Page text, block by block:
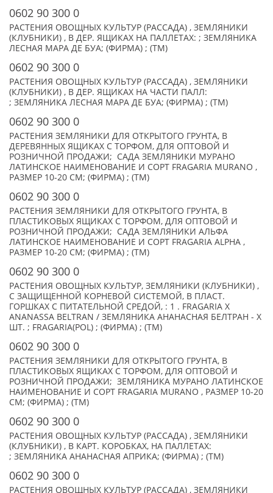
0602 90 300 0
РАСТЕНИЯ ОВОЩНЫХ КУЛЬТУР (РАССАДА) , ЗЕМЛЯНИКИ
(КЛУБНИКИ) , В ДЕР. ЯЩИКАХ НА ПАЛЛЕТАХ: ; ЗЕМЛЯНИКА
ЛЕСНАЯ МАРА ДЕ БУА; (ФИРМА) ; (TM)
0602 90 300 0
РАСТЕНИЯ ОВОЩНЫХ КУЛЬТУР (РАССАДА) , ЗЕМЛЯНИКИ
(КЛУБНИКИ) , В ДЕР. ЯЩИКАХ НА ЧАСТИ ПАЛЛ:
; ЗЕМЛЯНИКА ЛЕСНАЯ МАРА ДЕ БУА; (ФИРМА) ; (TM)
0602 90 300 0
РАСТЕНИЯ ЗЕМЛЯНИКИ ДЛЯ ОТКРЫТОГО ГРУНТА, В
ДЕРЕВЯННЫХ ЯЩИКАХ С ТОРФОМ, ДЛЯ ОПТОВОЙ И
РОЗНИЧНОЙ ПРОДАЖИ; САДА ЗЕМЛЯНИКИ МУРАНО
ЛАТИНСКОЕ НАИМЕНОВАНИЕ И СОРТ FRAGARIA MURANO ,
РАЗМЕР 10-20 СМ; (ФИРМА) ; (TM)
0602 90 300 0
РАСТЕНИЯ ЗЕМЛЯНИКИ ДЛЯ ОТКРЫТОГО ГРУНТА, В
ПЛАСТИКОВЫХ ЯЩИКАХ С ТОРФОМ, ДЛЯ ОПТОВОЙ И
РОЗНИЧНОЙ ПРОДАЖИ; САДА ЗЕМЛЯНИКИ АЛЬФА
ЛАТИНСКОЕ НАИМЕНОВАНИЕ И СОРТ FRAGARIA ALPHA ,
РАЗМЕР 10-20 СМ; (ФИРМА) ; (TM)
0602 90 300 0
РАСТЕНИЯ ОВОЩНЫХ КУЛЬТУР, ЗЕМЛЯНИКИ (КЛУБНИКИ) ,
С ЗАЩИЩЕННОЙ КОРНЕВОЙ СИСТЕМОЙ, В ПЛАСТ.
ГОРШКАХ С ПИТАТЕЛЬНОЙ СРЕДОЙ, : 1 . FRAGARIA X
ANANASSA BELTRAN / ЗЕМЛЯНИКА АНАНАСНАЯ БЕЛТРАН - X
ШТ. ; FRAGARIA(POL) ; (ФИРМА) ; (TM)
0602 90 300 0
РАСТЕНИЯ ЗЕМЛЯНИКИ ДЛЯ ОТКРЫТОГО ГРУНТА, В
ПЛАСТИКОВЫХ ЯЩИКАХ С ТОРФОМ, ДЛЯ ОПТОВОЙ И
РОЗНИЧНОЙ ПРОДАЖИ; ЗЕМЛЯНИКА МУРАНО ЛАТИНСКОЕ
НАИМЕНОВАНИЕ И СОРТ FRAGARIA MURANO , РАЗМЕР 10-20
СМ; (ФИРМА) ; (TM)
0602 90 300 0
РАСТЕНИЯ ОВОЩНЫХ КУЛЬТУР (РАССАДА) , ЗЕМЛЯНИКИ
(КЛУБНИКИ) , В КАРТ. КОРОБКАХ, НА ПАЛЛЕТАХ:
; ЗЕМЛЯНИКА АНАНАСНАЯ АПРИКА; (ФИРМА) ; (TM)
0602 90 300 0
РАСТЕНИЯ ОВОЩНЫХ КУЛЬТУР (РАССАДА) , ЗЕМЛЯНИКИ